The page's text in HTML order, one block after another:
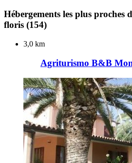
Hébergements les plus proches
floris (154)
3,0 km
Agriturismo B&B